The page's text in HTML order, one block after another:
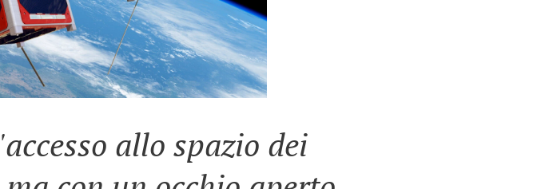
allo spazio dei